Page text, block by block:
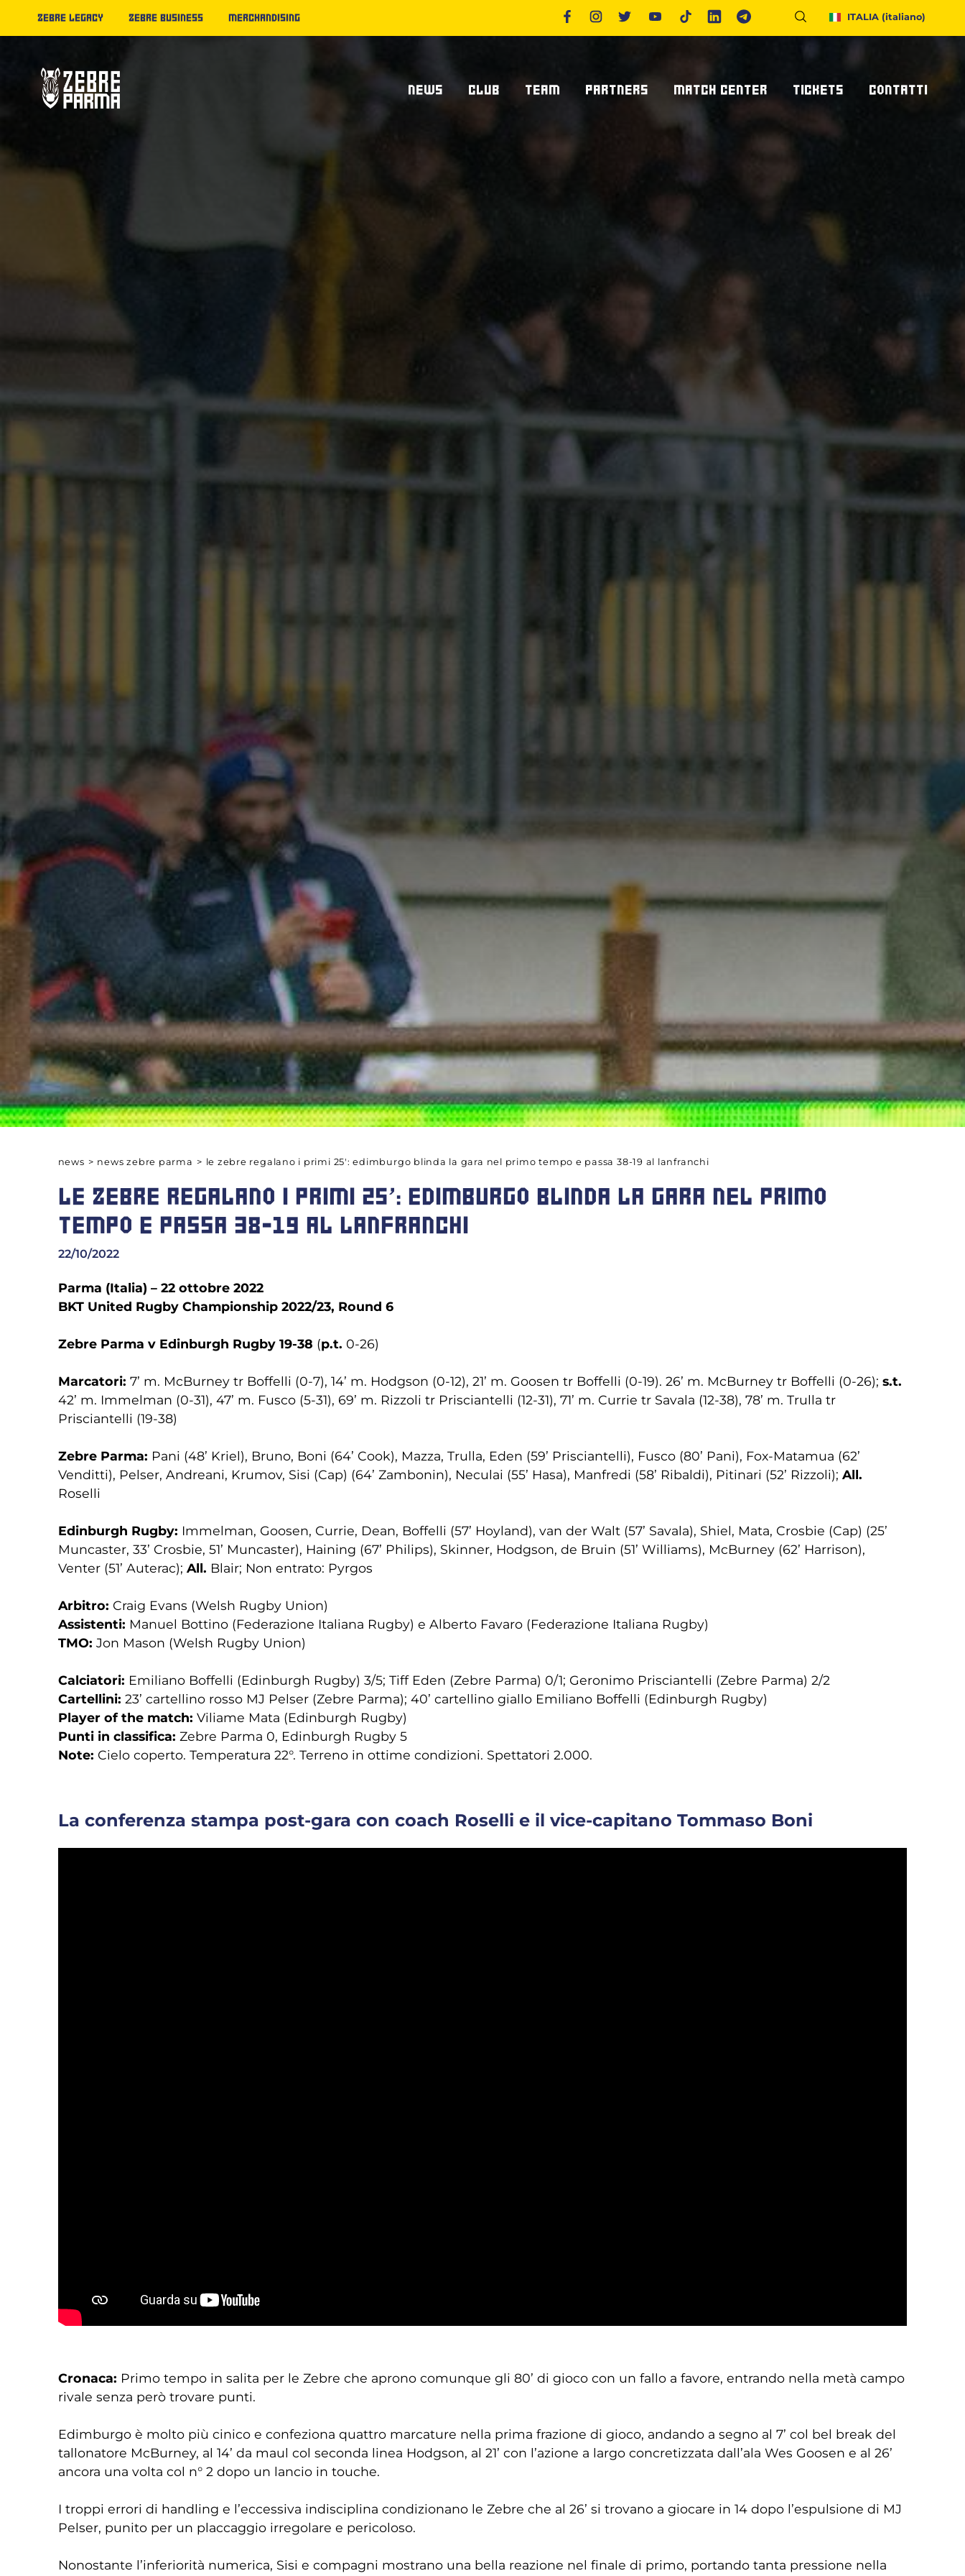
ZEBRE LEGACY ZEBRE BUSINESS MERCHANDISING ITALIA (italiano)
NEWS CLUB TEAM PARTNERS MATCH CENTER
Calendario E Risultati
TICKETS CONTATTI
Alloggiare A Parma
news > news zebre parma > le zebre regalano i primi 25': edimburgo blinda la gara nel primo tempo e passa 38-19 al lanfranchi
LE ZEBRE REGALANO I PRIMI 25': EDIMBURGO BLINDA LA GARA NEL PRIMO
TEMPO E PASSA 38-19 AL LANFRANCHI
22/10/2022
Parma (Italia) – 22 ottobre 2022
BKT United Rugby Championship 2022/23, Round 6
Zebre Parma v Edinburgh Rugby 19-38 (p.t. 0-26)
Marcatori: 7’ m. McBurney tr Boffelli (0-7), 14’ m. Hodgson (0-12), 21’ m. Goosen tr Boffelli (0-19). 26’ m. McBurney tr Boffelli (0-26); s.t.
42’ m. Immelman (0-31), 47’ m. Fusco (5-31), 69’ m. Rizzoli tr Prisciantelli (12-31), 71’ m. Currie tr Savala (12-38), 78’ m. Trulla tr
Prisciantelli (19-38)
Zebre Parma: Pani (48’ Kriel), Bruno, Boni (64’ Cook), Mazza, Trulla, Eden (59’ Prisciantelli), Fusco (80’ Pani), Fox-Matamua (62’
Venditti), Pelser, Andreani, Krumov, Sisi (Cap) (64’ Zambonin), Neculai (55’ Hasa), Manfredi (58’ Ribaldi), Pitinari (52’ Rizzoli); All.
Roselli
Edinburgh Rugby: Immelman, Goosen, Currie, Dean, Boffelli (57’ Hoyland), van der Walt (57’ Savala), Shiel, Mata, Crosbie (Cap) (25’
Muncaster, 33’ Crosbie, 51’ Muncaster), Haining (67’ Philips), Skinner, Hodgson, de Bruin (51’ Williams), McBurney (62’ Harrison),
Venter (51’ Auterac); All. Blair; Non entrato: Pyrgos
Arbitro: Craig Evans (Welsh Rugby Union)
Assistenti: Manuel Bottino (Federazione Italiana Rugby) e Alberto Favaro (Federazione Italiana Rugby)
TMO: Jon Mason (Welsh Rugby Union)
Calciatori: Emiliano Boffelli (Edinburgh Rugby) 3/5; Tiff Eden (Zebre Parma) 0/1; Geronimo Prisciantelli (Zebre Parma) 2/2
Cartellini: 23’ cartellino rosso MJ Pelser (Zebre Parma); 40’ cartellino giallo Emiliano Boffelli (Edinburgh Rugby)
Player of the match: Viliame Mata (Edinburgh Rugby)
Punti in classifica: Zebre Parma 0, Edinburgh Rugby 5
Note: Cielo coperto. Temperatura 22°. Terreno in ottime condizioni. Spettatori 2.000.
La conferenza stampa post-gara con coach Roselli e il vice-capitano Tommaso Boni
Cronaca: Primo tempo in salita per le Zebre che aprono comunque gli 80’ di gioco con un fallo a favore, entrando nella metà campo
rivale senza però trovare punti.
Edimburgo è molto più cinico e confeziona quattro marcature nella prima frazione di gioco, andando a segno al 7’ col bel break del
tallonatore McBurney, al 14’ da maul col seconda linea Hodgson, al 21’ con l’azione a largo concretizzata dall’ala Wes Goosen e al 26’
ancora una volta col n° 2 dopo un lancio in touche.
I troppi errori di handling e l’eccessiva indisciplina condizionano le Zebre che al 26’ si trovano a giocare in 14 dopo l’espulsione di MJ
Pelser, punito per un placcaggio irregolare e pericoloso.
Nonostante l’inferiorità numerica, Sisi e compagni mostrano una bella reazione nel finale di primo, portando tanta pressione nella